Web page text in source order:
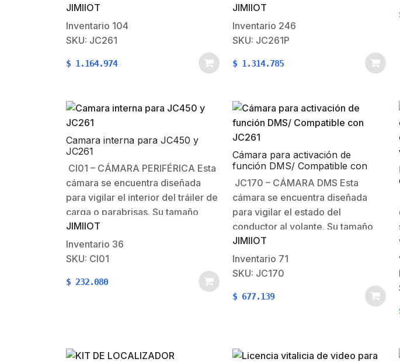
capacidad para agregar una
cámara de respaldo que te brinda
una visión completa de lo que
vehículo.…
JIMIIOT
Inventario 104
SKU: JC261
$ 1.164.974
capacidad para agregar una
cámara de respaldo que te brinda
una visión completa de lo que
vehículo.…
JIMIIOT
Inventario 246
SKU: JC261P
$ 1.314.785
Camara interna para JC450 y
JC261
CI01 – CÁMARA PERIFÉRICA Esta
cámara se encuentra diseñada
para vigilar el interior del tráiler de
carga o parabrisas. Su tamaño
pequeño facilita la instalación del
dispositivo con el fin de ocupar el
menor espacio posible,
conductor. Especificaciones: Cámara:
JIMIIOT
Inventario 36
SKU: CI01
$ 232.080
Cámara para activación de
función DMS/ Compatible con
JC261
JC170 – CÁMARA DMS Esta
cámara se encuentra diseñada
para vigilar el estado del
conductor al volante. Su tamaño
pequeño facilita la instalación del
dispositivo con el fin de ocupar el
menor espacio posible,
conductor. Vigila el
JIMIIOT
Inventario 71
SKU: JC170
$ 677.139